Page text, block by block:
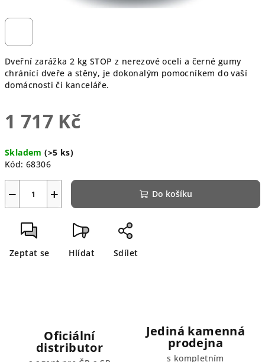
Dveřní zarážka 2 kg STOP z nerezové oceli a černé gumy
chránící dveře a stěny, je dokonalým pomocníkem do vaší
domácnosti či kanceláře.
1 717 Kč
cena:
Skladem(>5 ks)
Kód: 68306
+
− Do košíku
Zeptat se Hlídat Sdílet
Oficiální
distributor
Jediná kamenná
prodejna
s kompletním